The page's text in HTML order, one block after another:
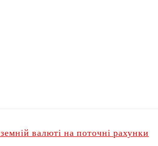
валюті на поточні рахунки